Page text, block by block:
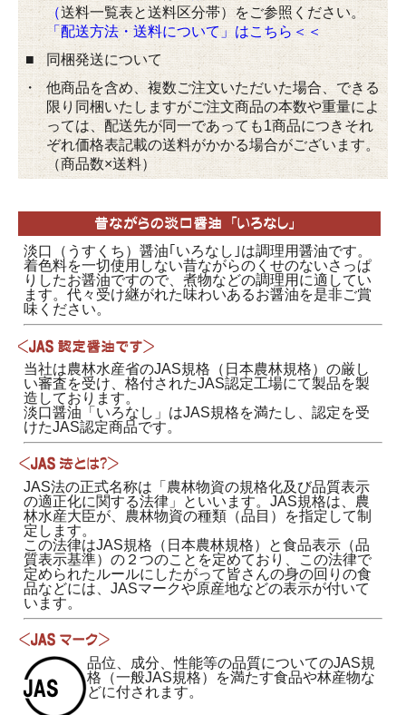
（送料一覧表と送料区分帯）をご参照ください。
「配送方法・送料について」はこちら＜＜
■
同梱発送について
・
他商品を含め、複数ご注文いただいた場合、できる
限り同梱いたしますがご注文商品の本数や重量によ
っては、配送先が同一であっても1商品につきそれ
ぞれ価格表記載の送料がかかる場合がございます。
（商品数×送料）
淡口（うすくち）醤油｢いろなし｣は調理用醤油です。
着色料を一切使用しない昔ながらのくせのないさっぱ
りしたお醤油ですので、煮物などの調理用に適してい
ます。代々受け継がれた味わいあるお醤油を是非ご賞
味ください。
当社は農林水産省のJAS規格（日本農林規格）の厳し
い審査を受け、格付されたJAS認定工場にて製品を製
造しております。
淡口醤油「いろなし」はJAS規格を満たし、認定を受
けたJAS認定商品です。
JAS法の正式名称は「農林物資の規格化及び品質表示
の適正化に関する法律」といいます。JAS規格は、農
林水産大臣が、農林物資の種類（品目）を指定して制
定します。
この法律はJAS規格（日本農林規格）と食品表示（品
質表示基準）の２つのことを定めており、この法律で
定められたルールにしたがって皆さんの身の回りの食
品などには、JASマークや原産地などの表示が付いて
います。
品位、成分、性能等の品質についてのJAS規
格（一般JAS規格）を満たす食品や林産物な
どに付されます。